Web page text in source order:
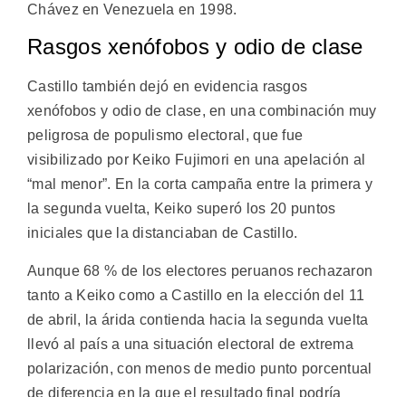
Chávez en Venezuela en 1998.
Rasgos xenófobos y odio de clase
Castillo también dejó en evidencia rasgos
xenófobos y odio de clase, en una combinación muy
peligrosa de populismo electoral, que fue
visibilizado por Keiko Fujimori en una apelación al
“mal menor”. En la corta campaña entre la primera y
la segunda vuelta, Keiko superó los 20 puntos
iniciales que la distanciaban de Castillo.
Aunque 68 % de los electores peruanos rechazaron
tanto a Keiko como a Castillo en la elección del 11
de abril, la árida contienda hacia la segunda vuelta
llevó al país a una situación electoral de extrema
polarización, con menos de medio punto porcentual
de diferencia en la que el resultado final podría